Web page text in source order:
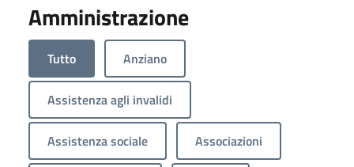
Amministrazione
Tutto Anziano
Assistenza agli invalidi
Assistenza sociale Associazioni